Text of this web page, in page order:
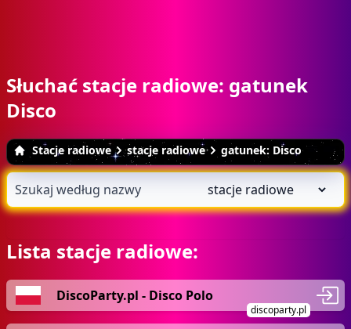
Słuchać stacje radiowe: gatunek
Disco
Stacje radiowe stacje radiowe gatunek: Disco
Lista stacje radiowe:
DiscoParty.pl - Disco Polo
discoparty.pl